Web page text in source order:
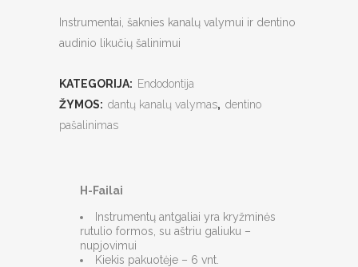
Instrumentai, šaknies kanalų valymui ir dentino
audinio likučių šalinimui
KATEGORIJA: Endodontija
ŽYMOS: dantų kanalų valymas, dentino
pašalinimas
H-Failai
Instrumentų antgaliai yra kryžminės
rutulio formos, su aštriu galiuku –
nupjovimui
Kiekis pakuotėje – 6 vnt.